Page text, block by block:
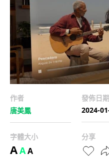
作者
唐美鳳
發佈日期
2024-
字體大小
AAA
分享